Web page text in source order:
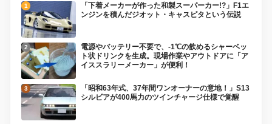
「下着メーカーが作った和製スーパーカー!?」F1エ
ンジンを積んだジオット・キャスピタという伝説
電源やバッテリー不要で、-1℃の飲めるシャーベッ
ト状ドリンクを生成。現場作業やアウトドアに「ア
イススラリーメーカー」が便利！
「昭和63年式、37年間ワンオーナーの意地！」S13
シルビアが400馬力のツインチャージ仕様で覚醒